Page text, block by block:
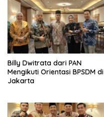
Billy Dwitrata dari PAN
Mengikuti Orientasi BPSDM di
Jakarta